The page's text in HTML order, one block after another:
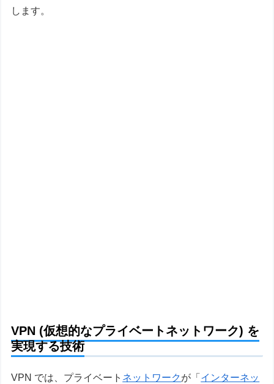
します。
VPN (仮想的なプライベートネットワーク) を
実現する技術
VPN では、プライベート ネットワークが「 インターネッ